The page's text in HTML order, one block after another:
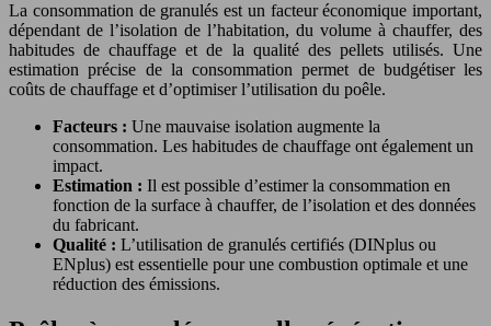
La consommation de granulés est un facteur économique important,
dépendant de l’isolation de l’habitation, du volume à chauffer, des
habitudes de chauffage et de la qualité des pellets utilisés. Une
estimation précise de la consommation permet de budgétiser les
coûts de chauffage et d’optimiser l’utilisation du poêle.
Facteurs : Une mauvaise isolation augmente la
consommation. Les habitudes de chauffage ont également un
impact.
Estimation : Il est possible d’estimer la consommation en
fonction de la surface à chauffer, de l’isolation et des données
du fabricant.
Qualité : L’utilisation de granulés certifiés (DINplus ou
ENplus) est essentielle pour une combustion optimale et une
réduction des émissions.